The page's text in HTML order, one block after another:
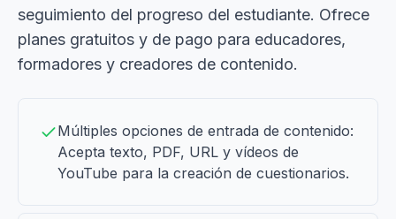
seguimiento del progreso del estudiante. Ofrece
planes gratuitos y de pago para educadores,
formadores y creadores de contenido.
Múltiples opciones de entrada de contenido:
Acepta texto, PDF, URL y vídeos de
YouTube para la creación de cuestionarios.